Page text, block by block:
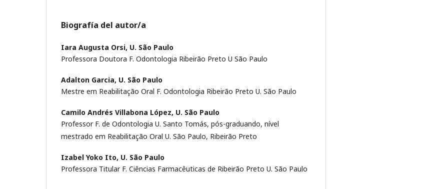
Biografía del autor/a
Iara Augusta Orsi, U. São Paulo
Professora Doutora F. Odontologia Ribeirão Preto U São Paulo
Adalton Garcia, U. São Paulo
Mestre em Reabilitação Oral F. Odontologia Ribeirão Preto U. São Paulo
Camilo Andrés Villabona López, U. São Paulo
Professor F. de Odontologia U. Santo Tomás, pós-graduando, nível
mestrado em Reabilitação Oral U. São Paulo, Ribeirão Preto
Izabel Yoko Ito, U. São Paulo
Professora Titular F. Ciências Farmacêuticas de Ribeirão Preto U. São Paulo